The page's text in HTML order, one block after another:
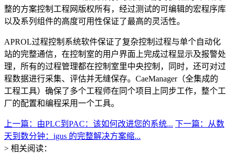
整的方案控制工程网版权所有，经过测试的可编辑的宏程序库
以及系列组件的高度可用性保证了最高的灵活性。
APROL过程控制系统软件保证了复杂控制过程与单个自动化
站的完整通信，在控制室的用户界面上完成过程显示及报警处
理，所有的过程管理都在控制室里中央控制，同时，还可对过
程数据进行采集、评估并无缝保存。CaeManager（全集成的
工程工具）确保了多个工程师在同个项目上同步工作，整个工
厂的配置和编程采用一个工具。
上一篇：由PLC到PAC：该如何改进您的系统... 下一篇：从数
天到数分钟：igus 的完整解决方案缩...
> 相关阅读：